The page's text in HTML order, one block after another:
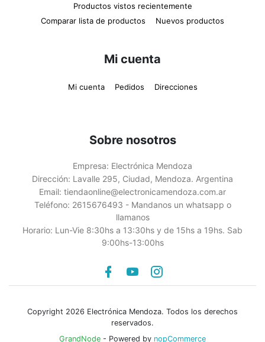
Productos vistos recientemente
Comparar lista de productos
Nuevos productos
Mi cuenta
Mi cuenta Pedidos Direcciones
Sobre nosotros
Empresa: Electrónica Mendoza
Dirección: Lavalle 295, Ciudad, Mendoza. Argentina
Email: tiendaonline@electronicamendoza.com.ar
Teléfono: 2615676493 - Mandanos un whatsapp o
llamanos
Horario: Lun-Vie 8:30hs a 13:30hs y de 15hs a 19hs. Sab
9:00hs-13:00hs
Facebook
youtube
instagram
Copyright 2026 Electrónica Mendoza. Todos los derechos
reservados.
GrandNode - Powered by nopCommerce